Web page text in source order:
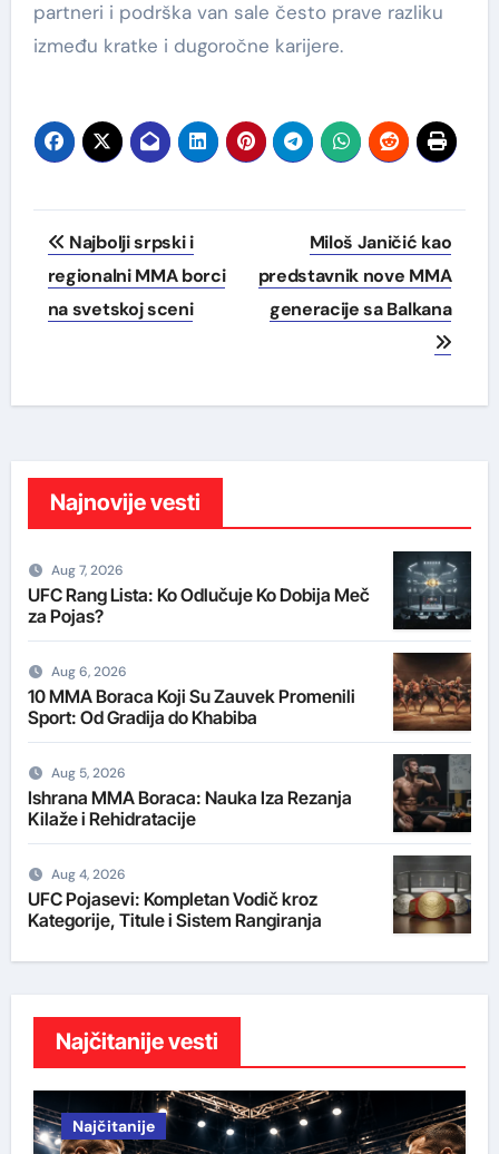
partneri i podrška van sale često prave razliku
između kratke i dugoročne karijere.
Post
navigation
Najbolji srpski i
regionalni MMA borci
na svetskoj sceni
Miloš Janičić kao
predstavnik nove MMA
generacije sa Balkana
Najnovije vesti
Aug 7, 2026
UFC Rang Lista: Ko Odlučuje Ko Dobija Meč
za Pojas?
Aug 6, 2026
10 MMA Boraca Koji Su Zauvek Promenili
Sport: Od Gradija do Khabiba
Aug 5, 2026
Ishrana MMA Boraca: Nauka Iza Rezanja
Kilaže i Rehidratacije
Aug 4, 2026
UFC Pojasevi: Kompletan Vodič kroz
Kategorije, Titule i Sistem Rangiranja
Najčitanije vesti
Najčitanije